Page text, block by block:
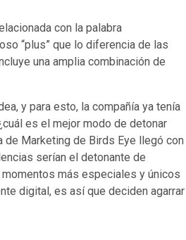
con la palabra
“plus” que lo diferencia de las
una amplia combinación de
y para esto, la compañía ya tenía
es el mejor modo de detonar
Marketing de Birds Eye llegó con
serían el detonante de
más especiales y únicos
digital, es así que deciden agarrar